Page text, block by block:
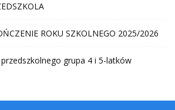
ROKU SZKOLNEGO 2025/2026
grupa 4 i 5-latków